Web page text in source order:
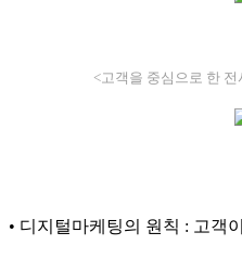
<고객을 중심으로 한
• 디지털마케팅의 원칙 : 고객